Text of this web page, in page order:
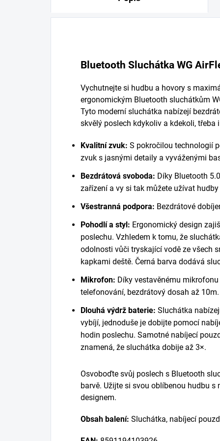
Bluetooth Sluchátka WG
Vychutnejte si hudbu a hovory s
ergonomickým Bluetooth sluchátkům
Tyto moderní sluchátka nabízejí
skvělý poslech kdykoliv a kdekoli, třeba
Kvalitní zvuk: S pokročilou technologií
zvuk s jasnými detaily a vyváženými
Bezdrátová svoboda: Díky Bluetooth
zařízení a vy si tak můžete užívat
Všestranná podpora: Bezdrátové
Pohodlí a styl: Ergonomický design
poslechu. Vzhledem k tomu, že
odolnosti vůči tryskající vodě ze všech
kapkami deště. Černá barva dodává
Mikrofon: Díky vestavěnému
telefonování, bezdrátový dosah až 10m.
Dlouhá výdrž baterie: Sluchátka
vybíjí, jednoduše je dobijte pomocí
hodin poslechu. Samotné nabíjecí
znamená, že sluchátka dobije až 3×.
Osvoboďte svůj poslech s Bluetooth
barvě. Užijte si svou oblíbenou hudbu
designem.
Obsah balení: Sluchátka, nabíjecí